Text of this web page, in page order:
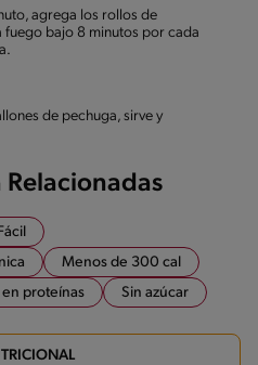
agrega los rollos de
fuego bajo 8 minutos por cada
de pechuga, sirve y
Relacionadas
Menos de 300 cal
en proteínas Sin azúcar